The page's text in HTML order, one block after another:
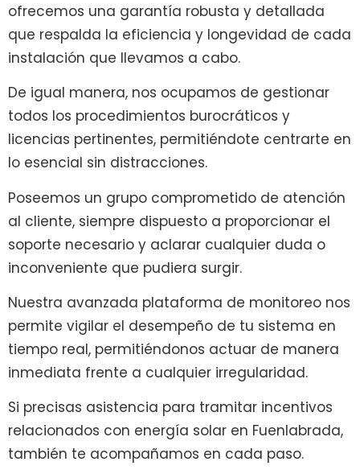
ofrecemos una garantía robusta y detallada
que respalda la eficiencia y longevidad de cada
instalación que llevamos a cabo.
De igual manera, nos ocupamos de gestionar
todos los procedimientos burocráticos y
licencias pertinentes, permitiéndote centrarte en
lo esencial sin distracciones.
Poseemos un grupo comprometido de atención
al cliente, siempre dispuesto a proporcionar el
soporte necesario y aclarar cualquier duda o
inconveniente que pudiera surgir.
Nuestra avanzada plataforma de monitoreo nos
permite vigilar el desempeño de tu sistema en
tiempo real, permitiéndonos actuar de manera
inmediata frente a cualquier irregularidad.
Si precisas asistencia para tramitar incentivos
relacionados con energía solar en Fuenlabrada,
también te acompañamos en cada paso.